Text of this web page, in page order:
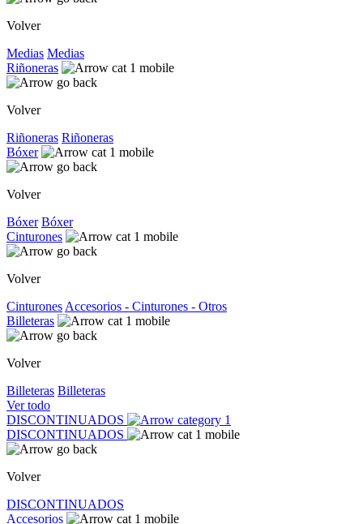
Volver
Medias Medias
Riñoneras
Volver
Riñoneras Riñoneras
Bóxer
Volver
Bóxer Bóxer
Cinturones
Volver
Cinturones Accesorios - Cinturones - Otros
Billeteras
Volver
Billeteras Billeteras
Ver todo
DISCONTINUADOS
DISCONTINUADOS
Volver
DISCONTINUADOS
Accesorios